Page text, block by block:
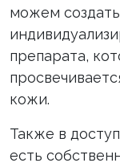
можем
препарата,
кожи.
Также в
есть